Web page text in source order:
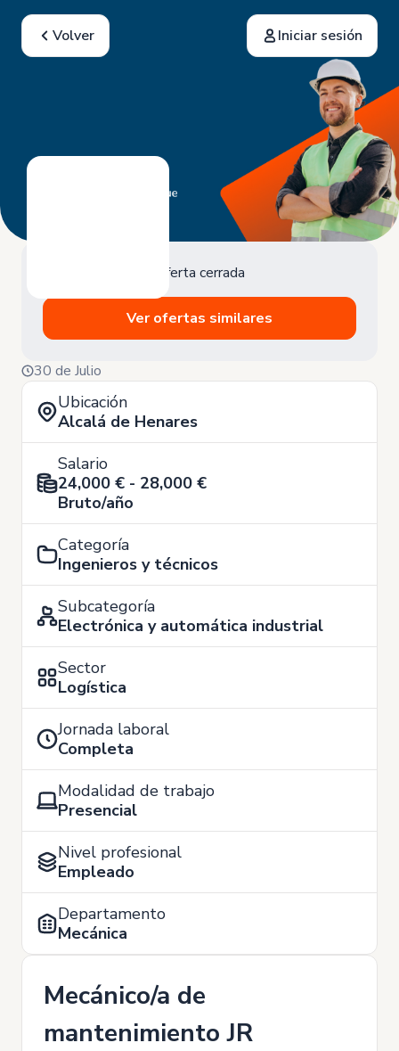
Volver Iniciar sesión
Oferta cerrada
Ver ofertas similares
30 de Julio
Ubicación
Alcalá de Henares
Salario
24,000 € - 28,000 €
Bruto/año
Categoría
Ingenieros y técnicos
Subcategoría
Electrónica y automática industrial
Sector
Logística
Jornada laboral
Completa
Modalidad de trabajo
Presencial
Nivel profesional
Empleado
Departamento
Mecánica
Mecánico/a de
mantenimiento JR